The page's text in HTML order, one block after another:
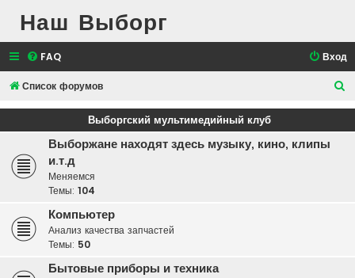
Наш Выборг
FAQ Вход
Список форумов
о
Выборгский мультимедийный клуб
Выборжане находят здесь музыку, кино, клипы
и.т.д
Меняемся
Темы: 104
Компьютер
Анализ качества запчастей
Темы: 50
Бытовые приборы и техника